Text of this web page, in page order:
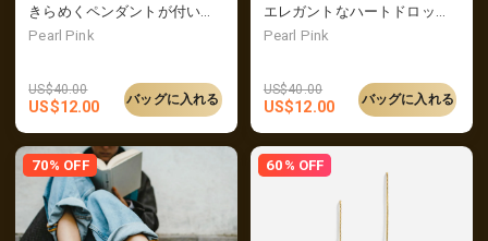
きらめくペンダントが付いたヴィンテージでエレガントなパールネックレス
Pearl Pink
US$40.00
US$12.00 バッグに入れる
エレガントなハートドロップブレスレット、ハーフチェーン＆ハーフパール
Pearl Pink
US$40.00
US$12.00 バッグに入れる
70% OFF 60% OFF